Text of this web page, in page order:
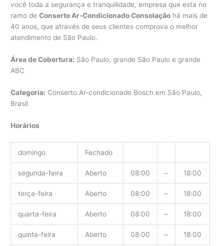
você toda a segurança e tranquilidade, empresa que esta no
ramo deConserto Ar-Condicionado Consolação há mais de
40 anos, que através de seus clientes comprova o melhor
atendimento de São Paulo.
Área de Cobertura: São Paulo, grande São Paulo e grande
ABC
Categoria: Conserto Ar-condicionado Bosch em São Paulo,
Brasil
Horários
domingo Fechado
segunda-feira Aberto 08:00 – 18:00
terça-feira Aberto 08:00 – 18:00
quarta-feira Aberto 08:00 – 18:00
quinta-feira Aberto 08:00 – 18:00